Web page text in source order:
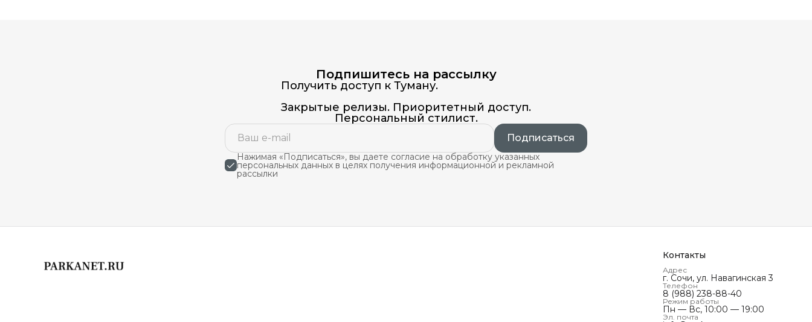
Подпишитесь на рассылку
Получить доступ к Туману.
Закрытые релизы. Приоритетный доступ.
Персональный стилист.
Подписаться
Нажимая «Подписаться», вы даете согласие на обработку указанных
персональных данных в целях получения информационной и рекламной
рассылки
Контакты
Адрес
г. Сочи, ул. Навагинская 3
Телефон
8 (988) 238-88-40
Режим работы
Пн — Вс, 10:00 — 19:00
Эл. почта